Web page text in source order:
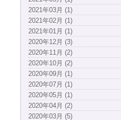
2021年03月 (1)
2021年02月 (1)
2021年01月 (1)
2020年12月 (3)
2020年11月 (2)
2020年10月 (2)
2020年09月 (1)
2020年07月 (1)
2020年05月 (1)
2020年04月 (2)
2020年03月 (5)